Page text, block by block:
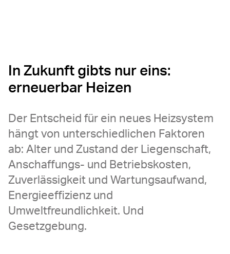
In Zukunft gibts nur eins:
erneuerbar Heizen
Der Entscheid für ein neues Heizsystem
hängt von unterschiedlichen Faktoren
ab: Alter und Zustand der Liegenschaft,
Anschaffungs- und Betriebskosten,
Zuverlässigkeit und Wartungsaufwand,
Energieeffizienz und
Umweltfreundlichkeit. Und
Gesetzgebung.